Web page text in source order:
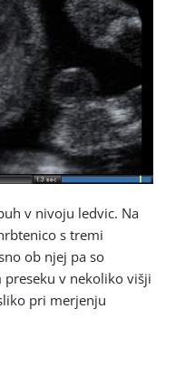
v nivoju ledvic. Na
s tremi
ob njej pa so
preseku v nekoliko višji
pri merjenju